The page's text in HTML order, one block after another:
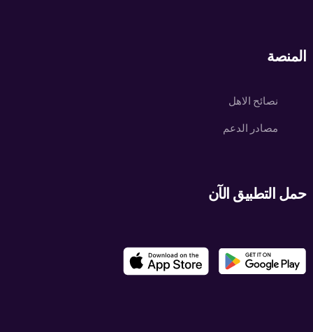
المنصة
نصائح الاهل
مصادر الدعم
حمل التطبيق الآن